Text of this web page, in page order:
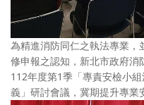
為精進消防同仁之執法專業
修申報之認知，新北市政府消
112年度第1季「專責安檢小
義」研討會議，冀期提升專業